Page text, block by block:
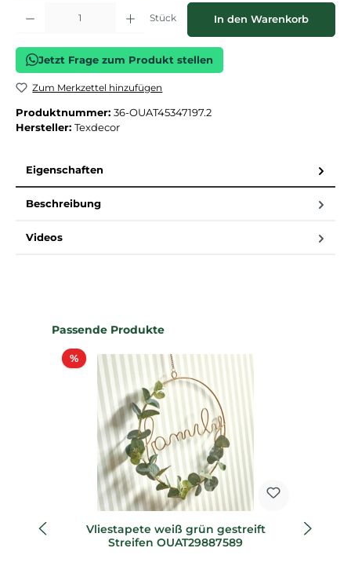
Produkt Anzahl: Gib den gewünschten Wert ein oder benutze die
Stück In den Warenkorb
Jetzt Frage zum Produkt stellen
Zum Merkzettel hinzufügen
Produktnummer: 36-OUAT45347197.2
Hersteller: Texdecor
Eigenschaften
Beschreibung
Videos
Produktgalerie überspringen
Passende Produkte
%Rabatt
Vliestapete weiß grün gestreift
Streifen OUAT29887589